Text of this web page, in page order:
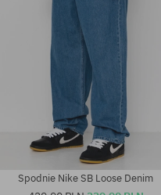
Spodnie Nike SB Loose Denim